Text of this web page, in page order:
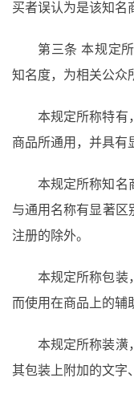
买者误认为是该知名
第三条 本规定
知名度，为相关公众
本规定所称特有
商品所通用，并具有
本规定所称知名
与通用名称有显著区
注册的除外。
本规定所称包装
而使用在商品上的辅
本规定所称装潢
其包装上附加的文字